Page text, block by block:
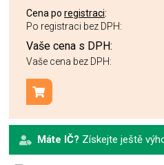
Cena po registraci:
Po registraci bez DPH:
Vaše cena s DPH:
Vaše cena bez DPH:
Přidat do košíku
Máte IČ? Získejte ještě